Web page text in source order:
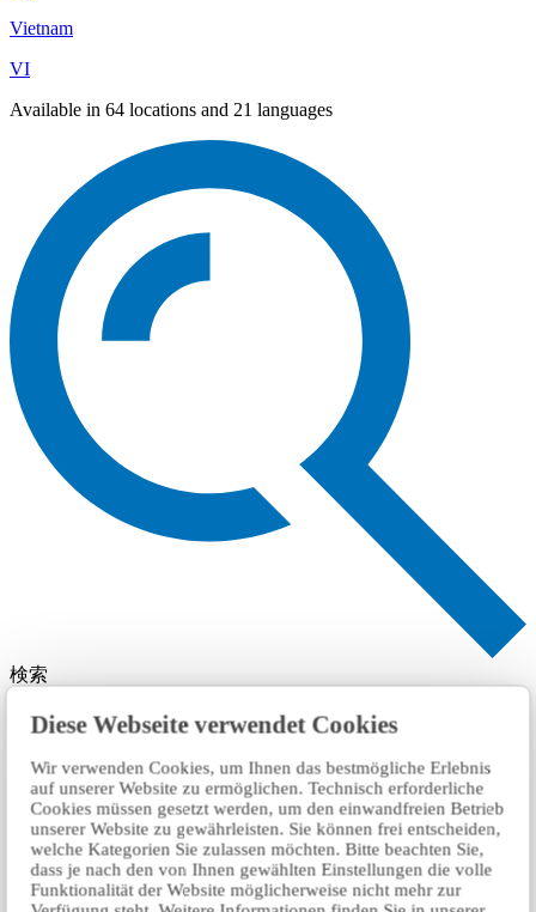
Diese Webseite verwendet Cookies
Wir verwenden Cookies, um Ihnen das bestmögliche Erlebnis
auf unserer Website zu ermöglichen. Technisch erforderliche
Cookies müssen gesetzt werden, um den einwandfreien Betrieb
unserer Website zu gewährleisten. Sie können frei entscheiden,
welche Kategorien Sie zulassen möchten. Bitte beachten Sie,
dass je nach den von Ihnen gewählten Einstellungen die volle
Funktionalität der Website möglicherweise nicht mehr zur
Vietnam
VI
Available in 64 locations and 21 languages
検索